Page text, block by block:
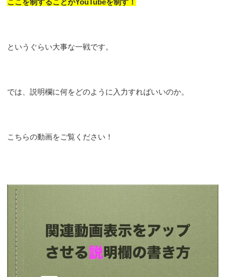
ここを制することがYouTubeを制す！
というぐらい大事な一戦です。
では、説明欄に何をどのように入力すればいいのか。
こちらの動画をご覧ください！